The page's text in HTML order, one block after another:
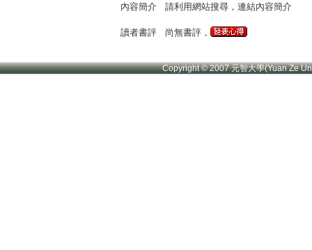
內容簡介 請利用網站搜尋，連結內容簡介
讀者書評 尚無書評，
Copyright © 2007 元智大學(Yuan Ze